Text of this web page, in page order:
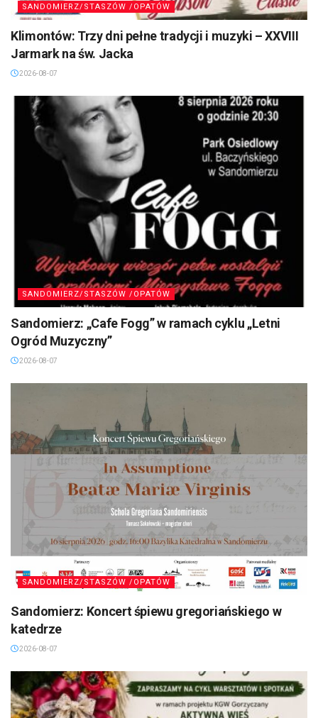
SANDOMIERZ/STASZÓW /OPATÓW
Klimontów: Trzy dni pełne tradycji i muzyki – XXVIII
Jarmark na św. Jacka
2026-08-07
SANDOMIERZ/STASZÓW /OPATÓW
Sandomierz: „Cafe Fogg” w ramach cyklu „Letni
Ogród Muzyczny”
2026-08-07
SANDOMIERZ/STASZÓW /OPATÓW
Sandomierz: Koncert śpiewu gregoriańskiego w
katedrze
2026-08-07